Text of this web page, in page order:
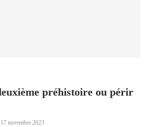
préhistoire ou périr
17 novembre 2023